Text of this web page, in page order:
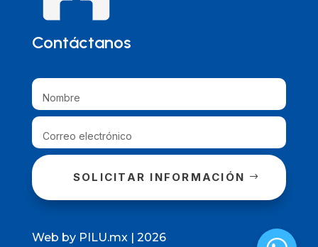
Contáctanos
SOLICITAR INFORMACIÓN
Web by PILU.mx | 2026